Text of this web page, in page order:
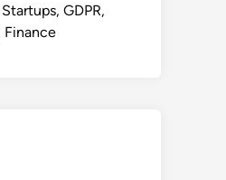
GDPR,
Finance